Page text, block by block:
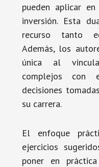
pueden aplicar
inversión. Esta
recurso tanto
Además, los
única al
complejos con
decisiones
su carrera.
El enfoque
ejercicios
poner en